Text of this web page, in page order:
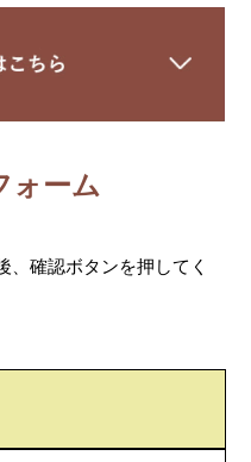
ォーム
、確認ボタンを押してく